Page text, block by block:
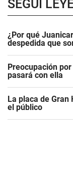
SEGUÍ
¿Por qué
despedida que
Preocupación
pasará con ella
La placa de Gran
el público